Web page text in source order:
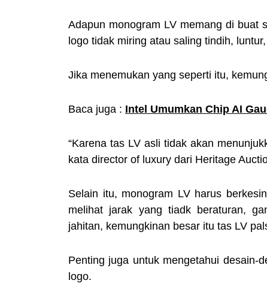
Adapun monogram LV memang di buat
logo tidak miring atau saling tindih,
Jika menemukan yang seperti itu,
Baca juga : Intel Umumkan Chip AI
“Karena tas LV asli tidak akan
kata director of luxury dari Heritage
Selain itu, monogram LV harus
melihat jarak yang tiadk beraturan,
jahitan, kemungkinan besar itu tas LV
Penting juga untuk mengetahui desain-
logo.